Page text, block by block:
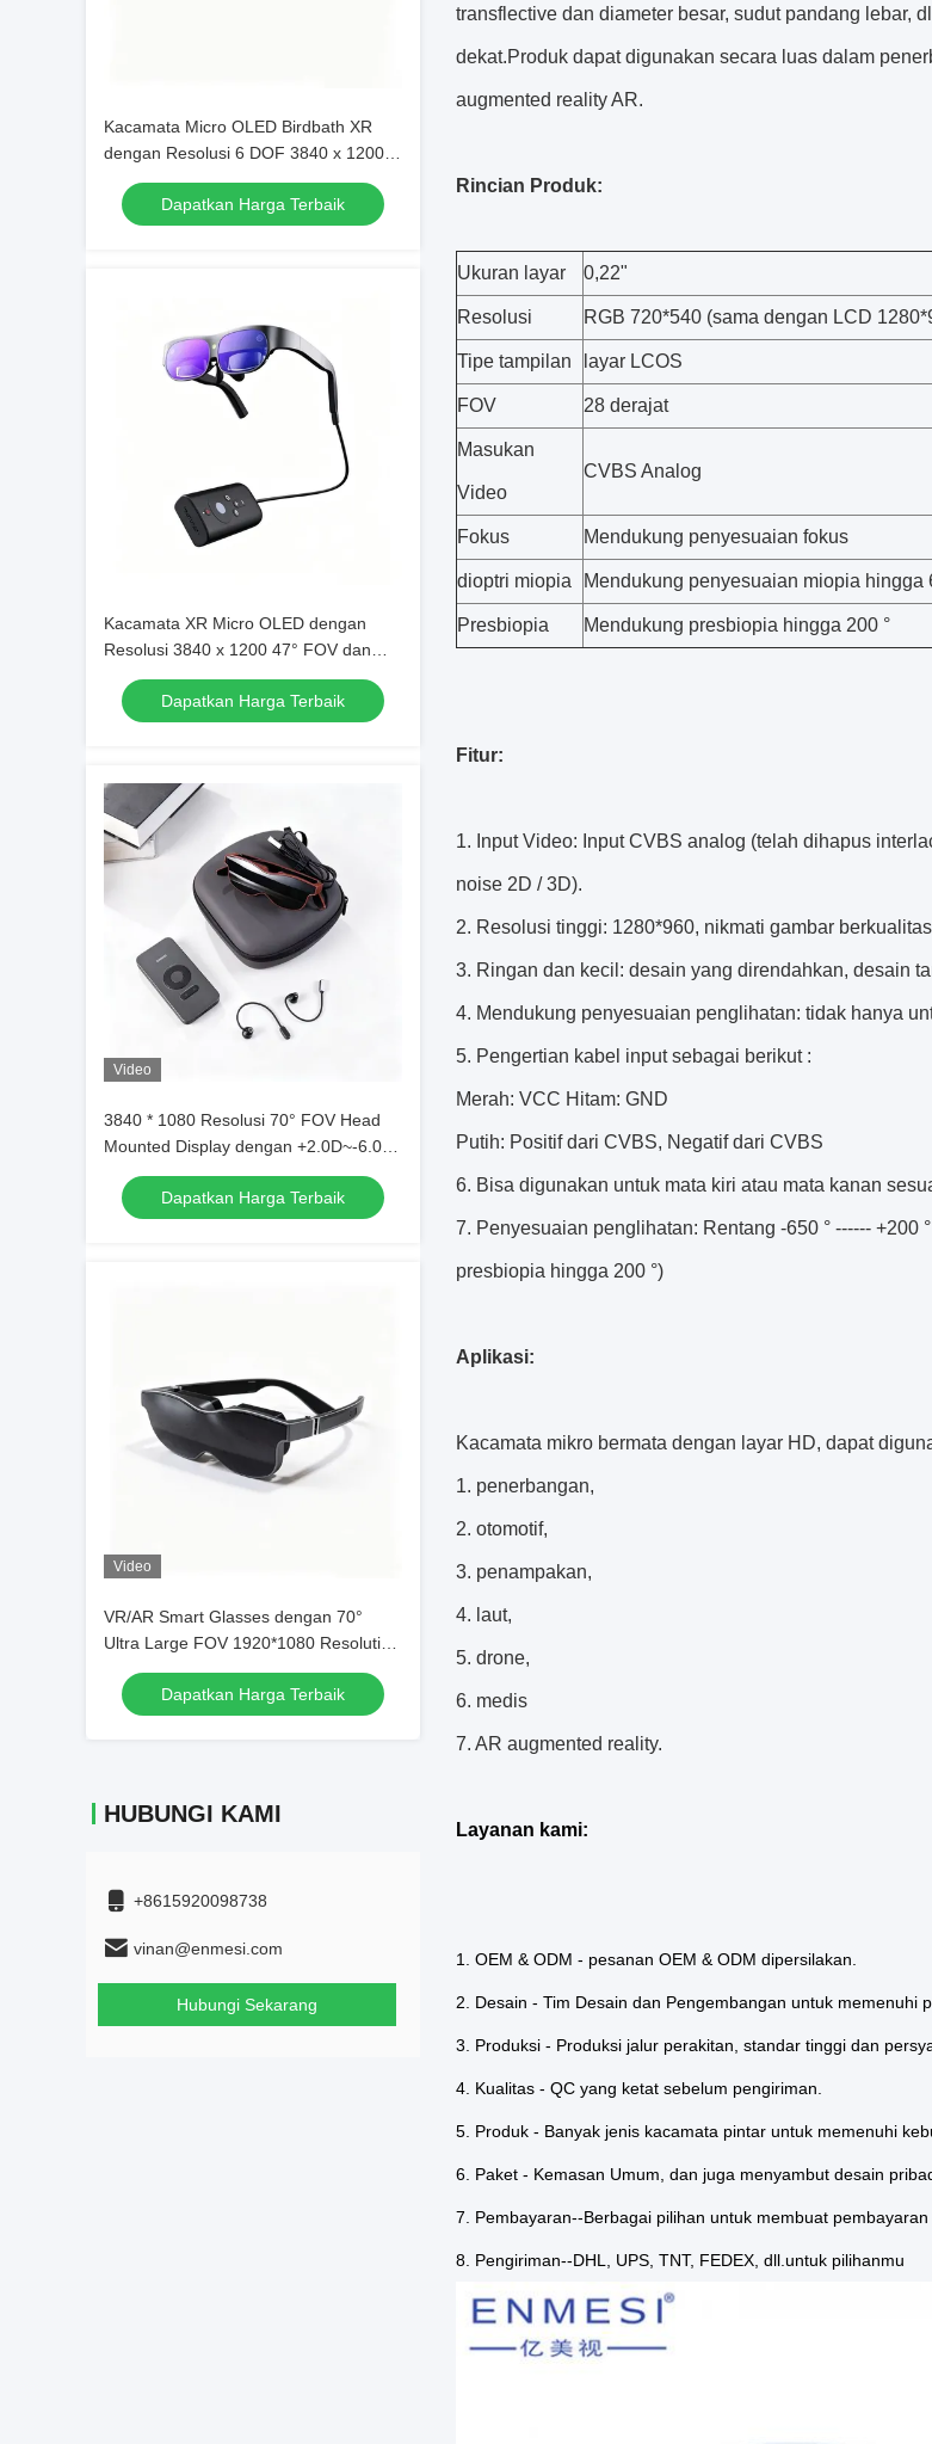
Kacamata Micro OLED Birdbath XR
dengan Resolusi 6 DOF 3840 x 1200
dan OS Android
Dapatkan Harga Terbaik
Kacamata XR Micro OLED dengan
Resolusi 3840 x 1200 47° FOV dan
Tingkat Refresh 90Hz
Dapatkan Harga Terbaik
Video
3840 * 1080 Resolusi 70° FOV Head
Mounted Display dengan +2.0D~-6.0D
Diopter - AR Smart Glasses
Dapatkan Harga Terbaik
Video
VR/AR Smart Glasses dengan 70°
Ultra Large FOV 1920*1080 Resolution
dan Konektivitas USB-C
Dapatkan Harga Terbaik
HUBUNGI KAMI
+8615920098738
vinan@enmesi.com
Hubungi Sekarang
transflective dan diameter besar, sudut pandang lebar,
dekat.Produk dapat digunakan secara luas dalam
augmented reality AR.
Rincian Produk:
Ukuran layar 0,22"
Resolusi RGB 720*540 (sama dengan LCD
Tipe tampilan layar LCOS
FOV 28 derajat
Masukan
Video
CVBS Analog
Fokus Mendukung penyesuaian fokus
dioptri miopia Mendukung penyesuaian miopia hingga
Presbiopia Mendukung presbiopia hingga 200 °
Fitur:
1. Input Video: Input CVBS analog (telah dihapus
noise 2D / 3D).
2. Resolusi tinggi: 1280*960, nikmati gambar
3. Ringan dan kecil: desain yang direndahkan, desain
4. Mendukung penyesuaian penglihatan: tidak hanya
5. Pengertian kabel input sebagai berikut :
Merah: VCC Hitam: GND
Putih: Positif dari CVBS, Negatif dari CVBS
6. Bisa digunakan untuk mata kiri atau mata kanan
7. Penyesuaian penglihatan: Rentang -650 ° ------
presbiopia hingga 200 °)
Aplikasi:
Kacamata mikro bermata dengan layar HD, dapat
1. penerbangan,
2. otomotif,
3. penampakan,
4. laut,
5. drone,
6. medis
7. AR augmented reality.
Layanan kami:
1. OEM & ODM - pesanan OEM & ODM dipersilakan.
2. Desain - Tim Desain dan Pengembangan untuk memenuhi
3. Produksi - Produksi jalur perakitan, standar tinggi dan
4. Kualitas - QC yang ketat sebelum pengiriman.
5. Produk - Banyak jenis kacamata pintar untuk memenuhi
6. Paket - Kemasan Umum, dan juga menyambut desain
7. Pembayaran--Berbagai pilihan untuk membuat
8. Pengiriman--DHL, UPS, TNT, FEDEX, dll.untuk pilihanmu